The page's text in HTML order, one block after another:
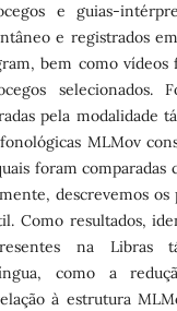
e guias-
e registrados
bem como vídeos
selecionados.
pela modalidade
MLMov
foram comparadas
descrevemos
Como resultados,
na Libras
como a
à estrutura